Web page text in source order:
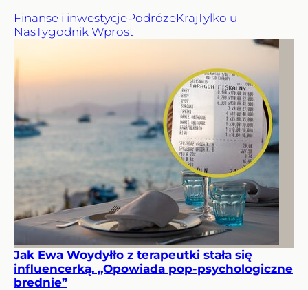
Finanse i inwestycjePodróżeKrajTylko u
NasTygodnik Wprost
Jak Ewa Woydyłło z terapeutki stała się
influencerką. „Opowiada pop-psychologiczne
brednie”